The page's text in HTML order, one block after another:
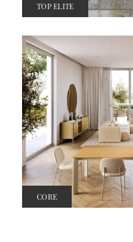
TOP ELITE
CORE